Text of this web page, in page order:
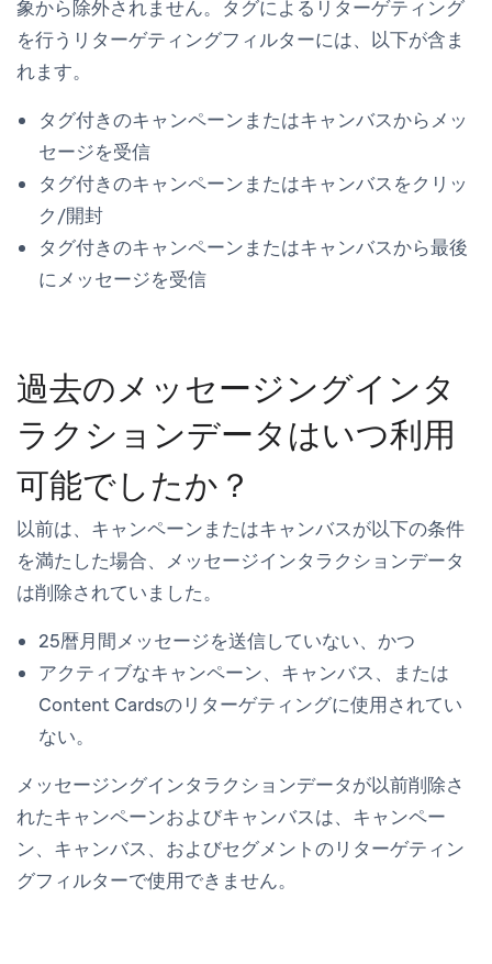
象から除外されません。タグによるリターゲティング
を行うリターゲティングフィルターには、以下が含ま
れます。
タグ付きのキャンペーンまたはキャンバスからメッ
セージを受信
タグ付きのキャンペーンまたはキャンバスをクリッ
ク/開封
タグ付きのキャンペーンまたはキャンバスから最後
にメッセージを受信
過去のメッセージングインタ
ラクションデータはいつ利用
可能でしたか？
以前は、キャンペーンまたはキャンバスが以下の条件
を満たした場合、メッセージインタラクションデータ
は削除されていました。
25暦月間メッセージを送信していない、かつ
アクティブなキャンペーン、キャンバス、または
Content Cardsのリターゲティングに使用されてい
ない。
メッセージングインタラクションデータが以前削除さ
れたキャンペーンおよびキャンバスは、キャンペー
ン、キャンバス、およびセグメントのリターゲティン
グフィルターで使用できません。